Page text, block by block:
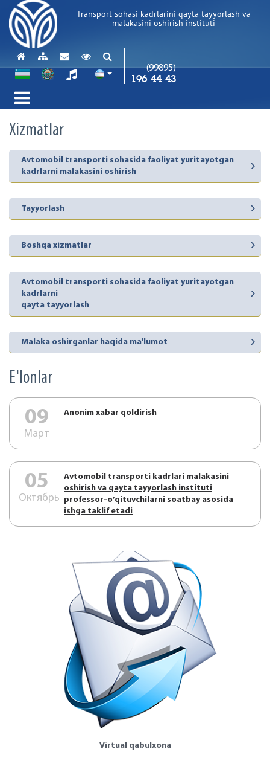
Transport sohasi kadrlarini qayta tayyorlash va
malakasini oshirish instituti
(99895)
196 44 43
Xizmatlar
Avtomobil transporti sohasida faoliyat yuritayotgan
kadrlarni malakasini oshirish
Tayyorlash
Boshqa xizmatlar
Avtomobil transporti sohasida faoliyat yuritayotgan
kadrlarni
qayta tayyorlash
Malaka oshirganlar haqida ma'lumot
E'lonlar
09
Март
Аnonim xabar qoldirish
05
Октябрь
Аvtоmоbil trаnspоrti kаdrlаri mаlаkаsini
оshirish vа qаytа tаyyorlаsh instituti
prоfеssоr-o’qituvchilаrni sоаtbаy аsоsidа
ishgа tаklif etаdi
Virtual qabulxona